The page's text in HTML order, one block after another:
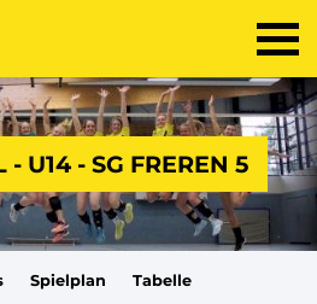
U14 - SG FREREN 5
Spielplan Tabelle